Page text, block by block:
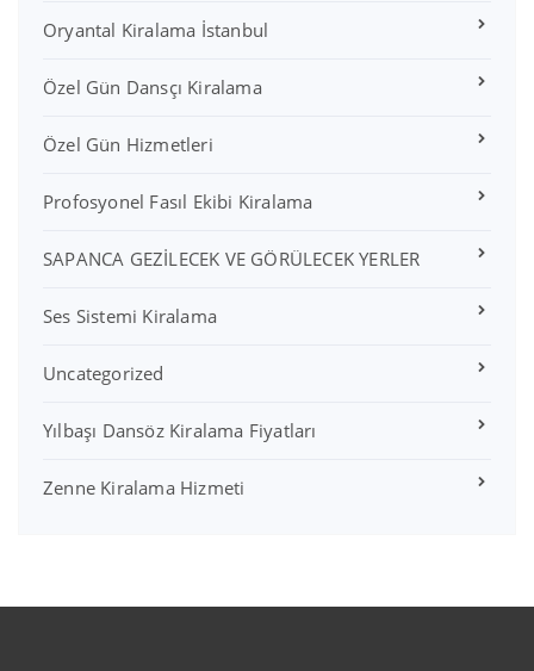
Oryantal Kiralama İstanbul
Özel Gün Dansçı Kiralama
Özel Gün Hizmetleri
Profosyonel Fasıl Ekibi Kiralama
SAPANCA GEZİLECEK VE GÖRÜLECEK YERLER
Ses Sistemi Kiralama
Uncategorized
Yılbaşı Dansöz Kiralama Fiyatları
Zenne Kiralama Hizmeti